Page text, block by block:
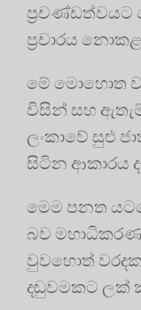
ප්‍රචණ්ඩත්වයට
ප්‍රචාරය
මේ මොහොත
විසින් සහ
ලංකාවේ සුළු
සිටින ආකාරය
මෙම පනත
බව
වුවහොත්
දඬුවමකට ලක්